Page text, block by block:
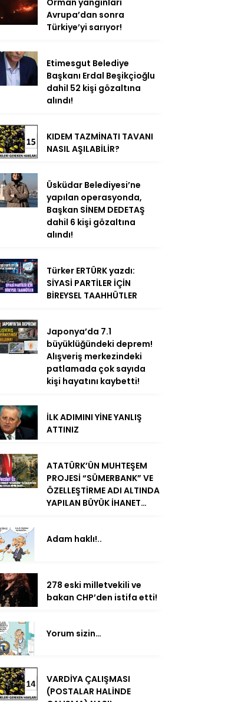
Orman yangınları
Avrupa’dan sonra
Türkiye’yi sarıyor!
Etimesgut Belediye
Başkanı Erdal Beşikçioğlu
dahil 52 kişi gözaltına
alındı!
KIDEM TAZMİNATI TAVANI
NASIL AŞILABİLİR?
Üsküdar Belediyesi’ne
yapılan operasyonda,
Başkan SİNEM DEDETAŞ
dahil 6 kişi gözaltına
alındı!
Türker ERTÜRK yazdı:
SİYASİ PARTİLER İÇİN
BİREYSEL TAAHHÜTLER
Japonya’da 7.1
büyüklüğündeki deprem!
Alışveriş merkezindeki
patlamada çok sayıda
kişi hayatını kaybetti!
İLK ADIMINI YİNE YANLIŞ
ATTINIZ
ATATÜRK’ÜN MUHTEŞEM
PROJESİ “SÜMERBANK” VE
ÖZELLEŞTİRME ADI ALTINDA
YAPILAN BÜYÜK İHANET…
Adam haklı!..
278 eski milletvekili ve
bakan CHP’den istifa etti!
Yorum sizin…
VARDİYA ÇALIŞMASI
(POSTALAR HALİNDE